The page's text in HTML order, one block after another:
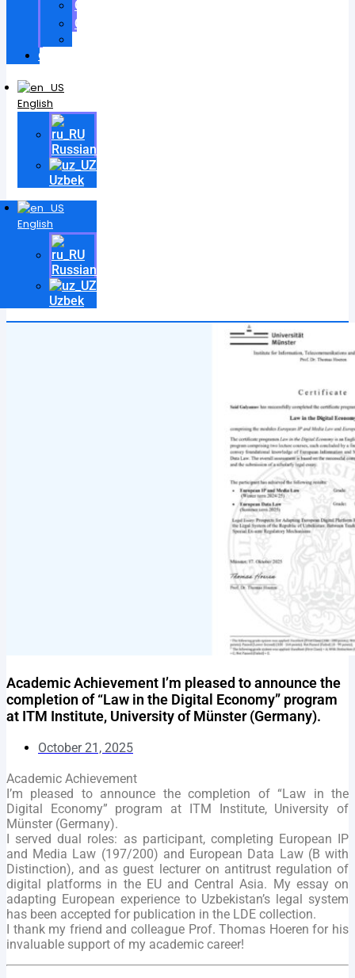
Certificates
Contracts
Contact
English
Russian
Uzbek
English
Russian
Uzbek
Academic Achievement I’m pleased to announce the
completion of “Law in the Digital Economy” program
at ITM Institute, University of Münster (Germany).
October 21, 2025
Academic Achievement
I’m pleased to announce the completion of “Law in the
Digital Economy” program at ITM Institute, University of
Münster (Germany).
I served dual roles: as participant, completing European IP
and Media Law (197/200) and European Data Law (B with
Distinction), and as guest lecturer on antitrust regulation of
digital platforms in the EU and Central Asia. My essay on
adapting European experience to Uzbekistan’s legal system
has been accepted for publication in the LDE collection.
I thank my friend and colleague Prof. Thomas Hoeren for his
invaluable support of my academic career!